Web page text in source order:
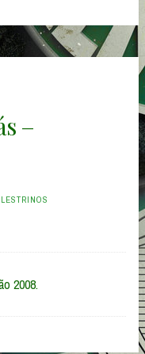
–
2008.